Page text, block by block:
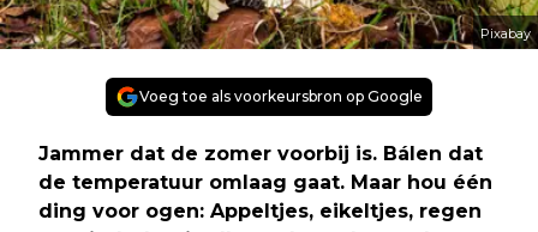
Pixabay
Voeg toe als voorkeursbron op Google
Jammer dat de zomer voorbij is. Bálen dat
de temperatuur omlaag gaat. Maar hou één
ding voor ogen: Appeltjes, eikeltjes, regen